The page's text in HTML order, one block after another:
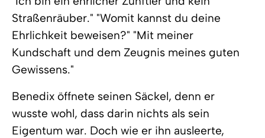
Straßenräuber." "Womit kannst du deine
Ehrlichkeit beweisen?" "Mit meiner
Kundschaft und dem Zeugnis meines guten
Gewissens."
Benedix öffnete seinen Säckel, denn er
wusste wohl, dass darin nichts als sein
Eigentum war. Doch wie er ihn ausleerte,